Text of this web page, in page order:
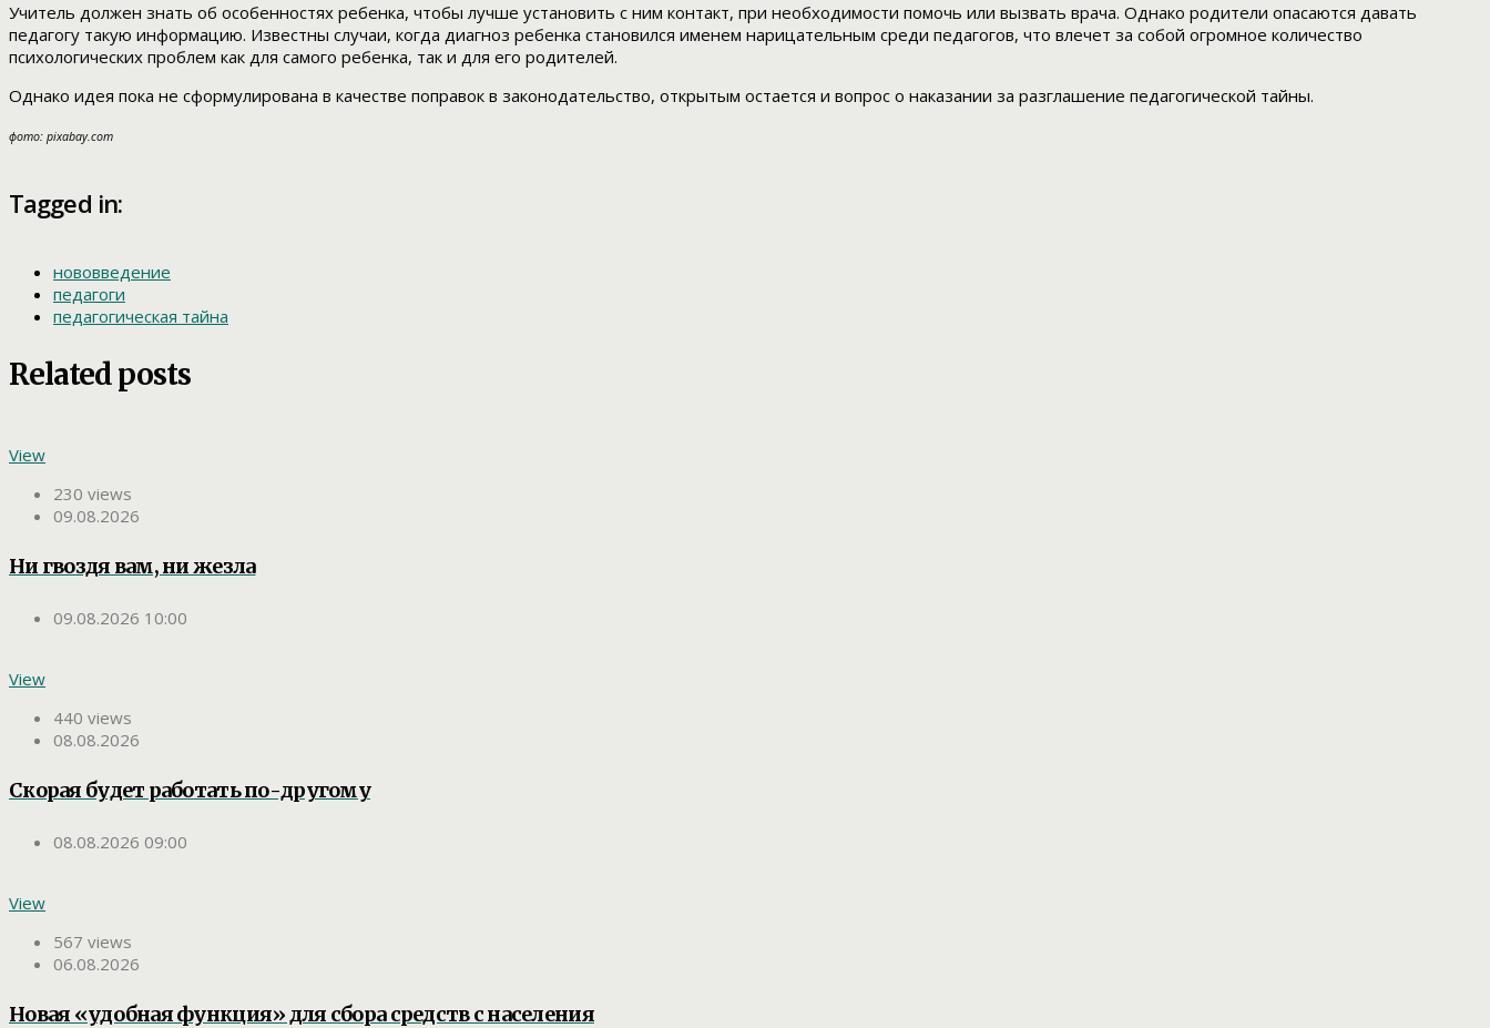
Учитель должен знать об особенностях ребенка, чтобы лучше установить с ним контакт, при необходимости помочь или вызвать врача. Однако родители опасаются давать
педагогу такую информацию. Известны случаи, когда диагноз ребенка становился именем нарицательным среди педагогов, что влечет за собой огромное количество
психологических проблем как для самого ребенка, так и для его родителей.
Однако идея пока не сформулирована в качестве поправок в законодательство, открытым остается и вопрос о наказании за разглашение педагогической тайны.
фото: pixabay.com
Tagged in:
нововведение
педагоги
педагогическая тайна
Related posts
View
230 views
09.08.2026
Ни гвоздя вам, ни жезла
09.08.2026 10:00
View
440 views
08.08.2026
Скорая будет работать по-другому
08.08.2026 09:00
View
567 views
06.08.2026
Новая «удобная функция» для сбора средств с населения